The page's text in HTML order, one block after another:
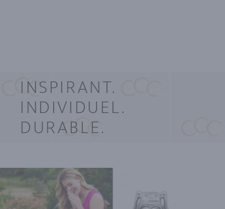
INSPIRANT.
INDIVIDUEL.
DURABLE.